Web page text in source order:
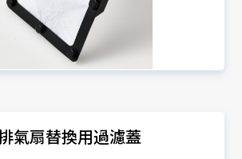
氣扇替換用過濾蓋